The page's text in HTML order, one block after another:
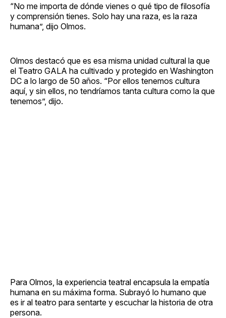
“No me importa de dónde vienes o qué tipo de filosofía
y comprensión tienes. Solo hay una raza, es la raza
humana”, dijo Olmos.
Olmos destacó que es esa misma unidad cultural la que
el Teatro GALA ha cultivado y protegido en Washington
DC a lo largo de 50 años. “Por ellos tenemos cultura
aquí, y sin ellos, no tendríamos tanta cultura como la que
tenemos”, dijo.
Para Olmos, la experiencia teatral encapsula la empatía
humana en su máxima forma. Subrayó lo humano que
es ir al teatro para sentarte y escuchar la historia de otra
persona.